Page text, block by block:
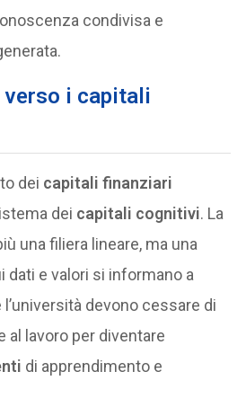
condivisa e
i capitali
dei capitali finanziari
dei capitali cognitivi. La
una filiera lineare, ma una
dati e valori si informano a
devono cessare di
al lavoro per diventare
di apprendimento e